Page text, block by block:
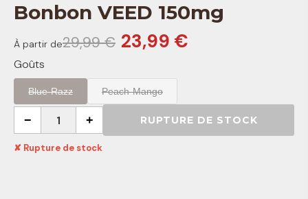
Bonbon VEED 150mg
À partir de29,99 € 23,99 €
Goûts
Blue-Razz Peach-Mango
− 1 + RUPTURE DE STOCK
✘ Rupture de stock